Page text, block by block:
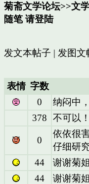
菊斋文学论坛>>文
随笔 请登陆
发文本帖子 | 发图文
表情 字数
0
纳闷中
378
不可以！
0
依依很
仔细研
44
谢谢菊姐
44
谢谢菊姐